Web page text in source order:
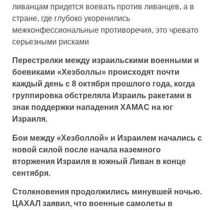
ливанцам придется воевать против ливанцев, а в
стране, где глубоко укоренились
межконфессиональные противоречия, это чревато
серьезными рисками
Перестрелки между израильскими военными и
боевиками «Хезболлы» происходят почти
каждый день с 8 октября прошлого года, когда
группировка обстреляла Израиль ракетами в
знак поддержки нападения ХАМАС на юг
Израиля.
Бои между «Хезболлой» и Израилем начались с
новой силой после начала наземного
вторжения Израиля в южный Ливан в конце
сентября.
Столкновения продолжились минувшей ночью.
ЦАХАЛ заявил, что военные самолеты в